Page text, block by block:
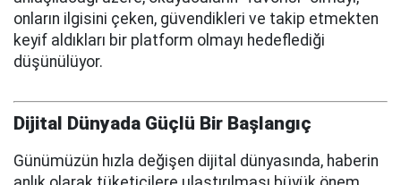
onların ilgisini çeken, güvendikleri ve takip etmekten
keyif aldıkları bir platform olmayı hedeflediği
düşünülüyor.
Dijital Dünyada Güçlü Bir Başlangıç
Günümüzün hızla değişen dijital dünyasında, haberin